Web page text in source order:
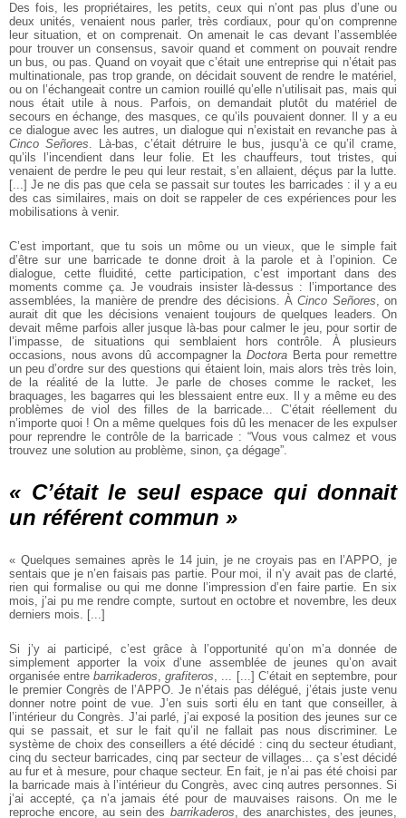
Des fois, les propriétaires, les petits, ceux qui n’ont pas plus d’une ou
deux unités, venaient nous parler, très cordiaux, pour qu’on comprenne
leur situation, et on comprenait. On amenait le cas devant l’assemblée
pour trouver un consensus, savoir quand et comment on pouvait rendre
un bus, ou pas. Quand on voyait que c’était une entreprise qui n’était pas
multinationale, pas tropgrande, on décidait souvent de rendre le matériel,
ou on l’échangeait contre un camion rouillé qu’elle n’utilisait pas, mais qui
nous était utile à nous. Parfois, on demandait plutôt du matériel de
secours en échange, des masques, ce qu’ils pouvaient donner. Il y a eu
ce dialogue avec les autres, un dialogue qui n’existaiten revanche pas à
Cinco Señores. Là-bas, c’était détruire le bus, jusqu’à ce qu’il
crame,
qu’ils l’incendient dans leur folie. Et les chauffeurs, tout tristes, qui
venaient de perdre le peu qui leur restait, s’en allaient, déçus par la lutte.
[...] Je ne dis pas que cela se passait sur toutes les barricades : il y a eu
des cas similaires, mais on doit se rappeler de ces expériences pour les
mobilisations à venir.
C’est important, que tu sois un môme ou un vieux, que le simple fait
d’être sur une barricade te donne droit à la parole et à l’opinion. Ce
dialogue, cettefluidité, cette participation, c’est important dans des
moments comme ça. Je voudrais insister là-dessus : l’importance des
assemblées, la manière de prendre des décisions. ÀCinco Señores, on
aurait dit que les décisions venaient toujours de quelques leaders. On
devait même parfois aller jusque là-bas pour calmer le jeu, pour sortir de
l’impasse, de situations qui semblaient hors contrôle. À plusieurs
occasions, nous avons dû accompagner la Doctora Berta pour remettre
un peu d’ordre sur des questions qui étaient loin, mais alors très très loin,
de la réalitéde la lutte. Je parle de choses comme le racket, les
braquages, les bagarres qui les blessaient entre eux. Il y a même eu des
problèmes de viol des filles de labarricade... C’était réellement du
n’importe quoi ! On a même quelques fois dûles menacer de les expulser
pour reprendre le contrôle de la barricade : “Vous vous calmez et vous
trouvez une solution au problème, sinon, ça dégage”.
« C’était le seul espace qui donnait
un référent commun »
« Quelques semaines après le 14 juin, je ne croyais pas en l’APPO, je
sentais que je n’en faisais pas partie. Pour moi, il n’y avait pas de clarté,
rien qui formalise ou qui me donne l’impression d’en faire partie. En six
mois, j’ai pu me rendre compte, surtout en octobre et novembre, les deux
derniers mois. [...]
Si j’y ai participé, c’est grâce à l’opportunité qu’on m’a donnée de
simplement apporter la voix d’une assemblée de jeunes qu’on avait
organisée entre barrikaderos ,grafiteros , ... [...] C’était en septembre, pour
le premier Congrès del’APPO. Je n’étais pas délégué, j’étais juste venu
donner notre point de vue. J’en suis sorti élu en tant que conseiller, à
l’intérieur du Congrès. J’ai parlé, j’ai exposé la position des jeunes sur ce
qui se passait, et sur le fait qu’il ne fallait pas nous discriminer. Le
système de choix des conseillers a été décidé : cinq du secteur étudiant,
cinq du secteur barricades, cinq par secteur de villages... ça s’est décidé
au fur et à mesure, pour chaque secteur. En fait, je n’ai pas étéchoisi par
la barricade mais à l’intérieur du Congrès, avec cinq autres personnes. Si
j’ai accepté, ça n’a jamais été pour de mauvaises raisons. On me le
reproche encore, au sein des barrikaderos , des anarchistes, des jeunes,